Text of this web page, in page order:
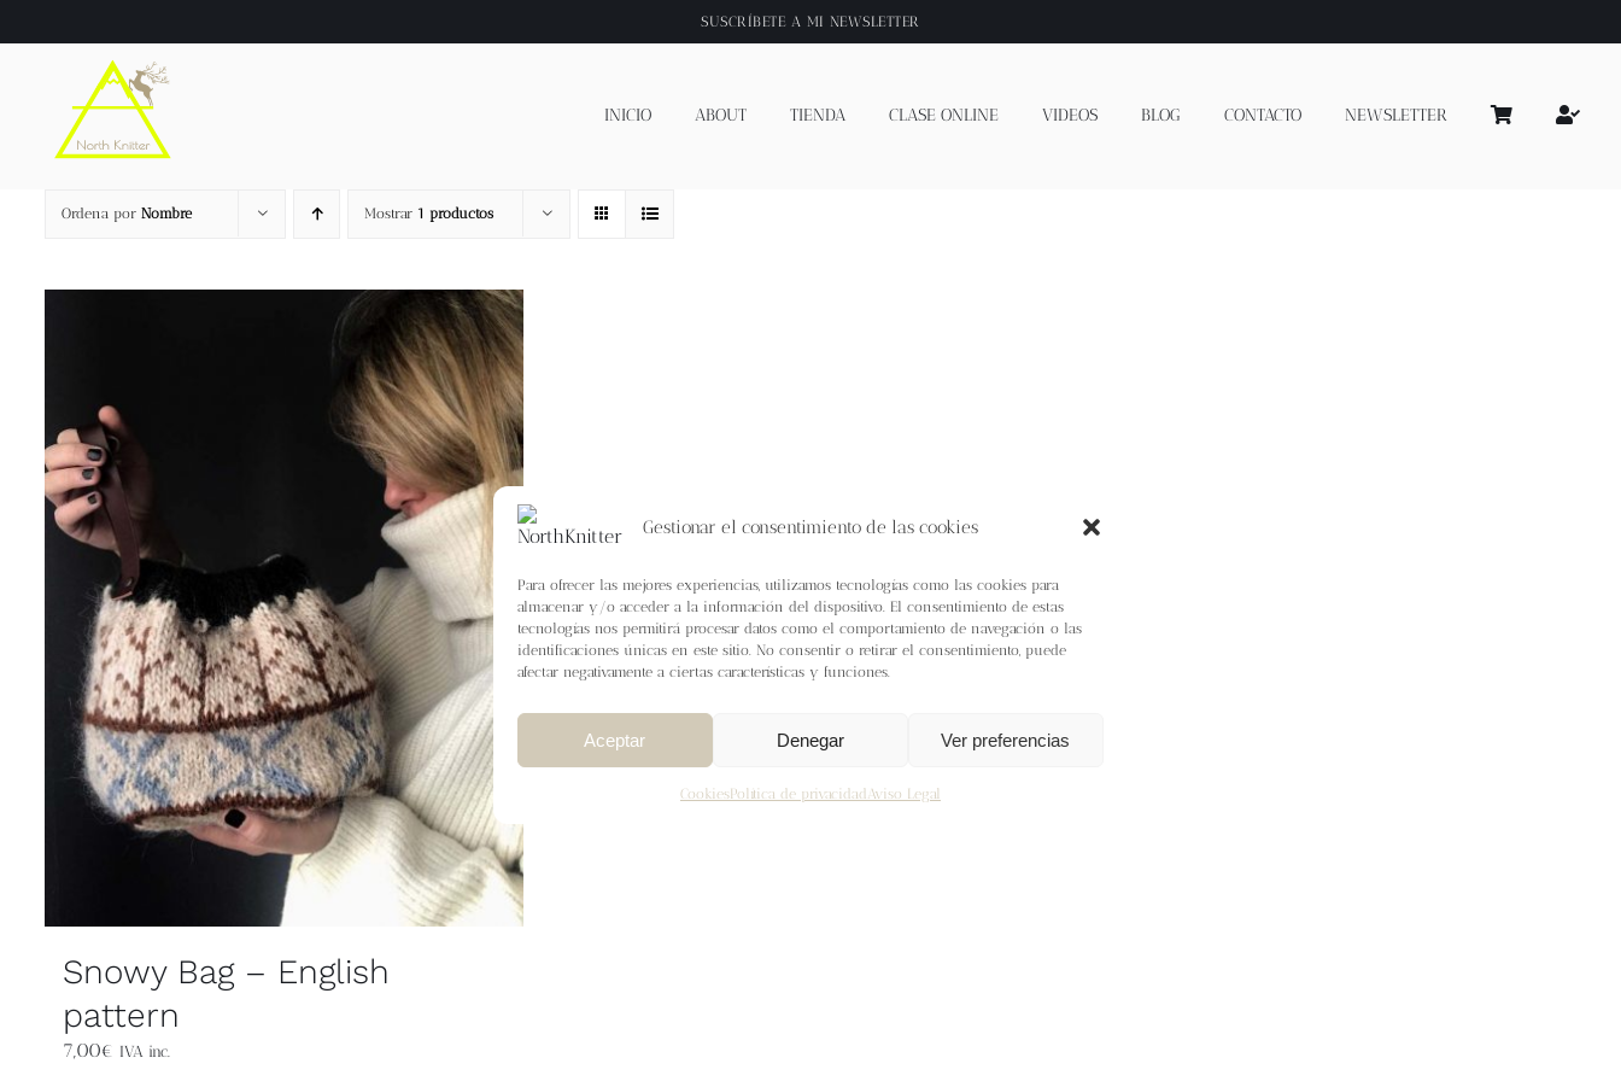
Gestionar el consentimiento de las cookies
Para ofrecer las mejores experiencias, utilizamos tecnologías como las cookies para
almacenar y/o acceder a la información del dispositivo. El consentimiento de estas
tecnologías nos permitirá procesar datos como el comportamiento de navegación o las
identificaciones únicas en este sitio. No consentir o retirar el consentimiento, puede
afectar negativamente a ciertas características y funciones.
Aceptar Denegar Ver preferencias
CookiesPolítica de privacidad Aviso Legal
al
SUSCRÍBETE A MI NEWSLETTER
INICIO ABOUT TIENDA CLASE ONLINE VIDEOS BLOG CONTACTO NEWSLETTER
Ordena por Nombre Mostrar 1 productos
Snowy Bag – English
pattern
7,00€ IVA inc.